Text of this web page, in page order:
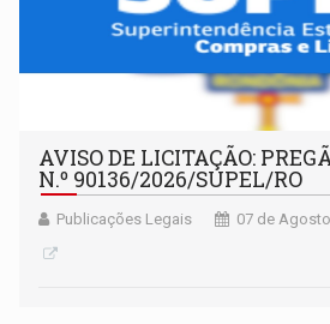
AVISO DE LICITAÇÃO:
N.º 90136/2026/SUPEL/RO
Publicações Legais 07 de